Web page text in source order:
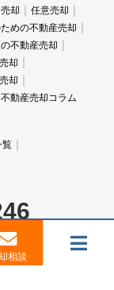
却
任意売却
めの不動産売却
不動産売却
却
却
不動産売却コラム
覧
相談